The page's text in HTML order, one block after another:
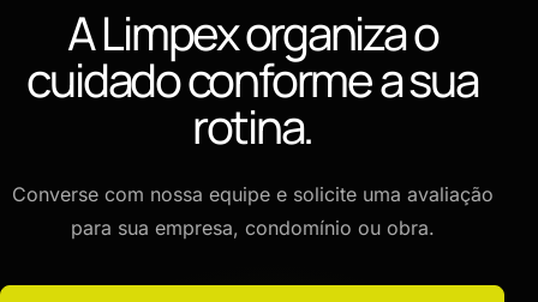
A Limpex organiza o
cuidado conforme a sua
rotina.
Converse com nossa equipe e solicite uma avaliação
para sua empresa, condomínio ou obra.